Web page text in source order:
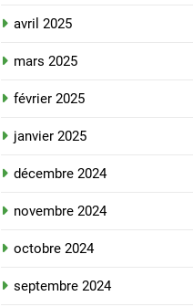
avril 2025
mars 2025
février 2025
janvier 2025
décembre 2024
novembre 2024
octobre 2024
septembre 2024